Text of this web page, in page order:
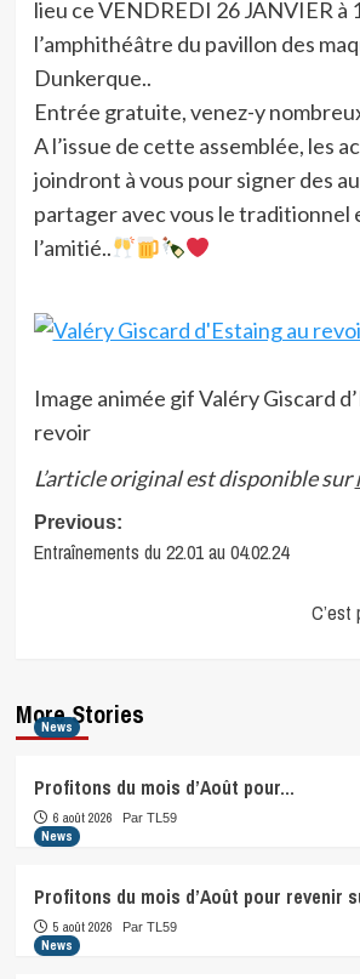
lieu ce VENDREDI 26 JANVIER à
l’amphithéâtre du pavillon des
Dunkerque..
Entrée gratuite, venez-y
A l’issue de cette assemblée, les
joindront à vous pour signer des
partager avec vous le traditionnel
l’amitié..
Image animée gif Valéry Giscard
revoir
L’article original est disponible sur
Post
navigation
Previous:
Entraînements du 22.01 au 04.02.24
C’est
More Stories
News
Profitons du mois d’Août pour…
6 août 2026 Par TL59
News
Profitons du mois d’Août pour revenir
5 août 2026 Par TL59
News